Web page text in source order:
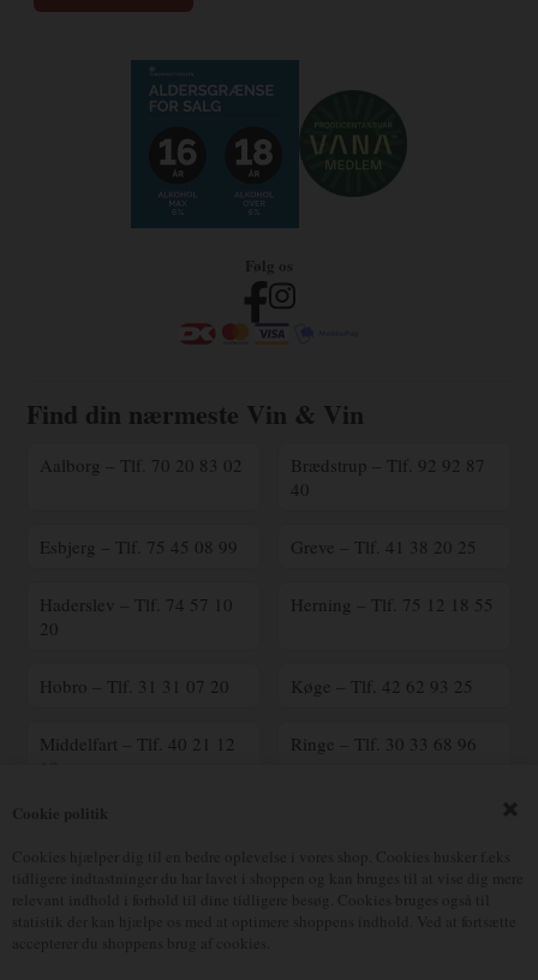
Følg os
Find din nærmeste Vin & Vin
Aalborg – Tlf. 70 20 83 02
Brædstrup – Tlf. 92 92 87
40
Esbjerg – Tlf. 75 45 08 99 Greve – Tlf. 41 38 20 25
Haderslev – Tlf. 74 57 10
20
Herning – Tlf. 75 12 18 55
Hobro – Tlf. 31 31 07 20 Køge – Tlf. 42 62 93 25
Middelfart – Tlf. 40 21 12
Ringe – Tlf. 30 33 68 96